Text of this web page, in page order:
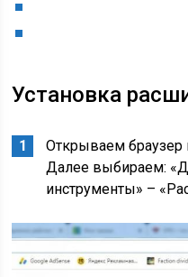
Установка
Открываем браузер
Далее выбираем:
инструменты» –